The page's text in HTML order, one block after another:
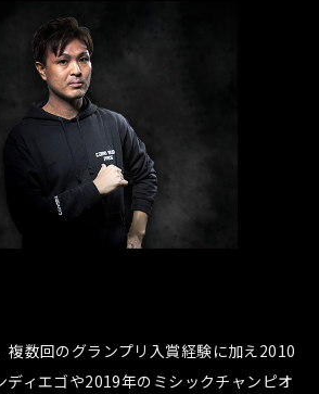
複数回のグランプリ入賞経験に加え2010
ディエゴや2019年のミシックチャンピオ